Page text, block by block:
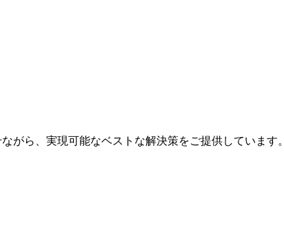
がら、実現可能なベストな解決策をご提供しています。